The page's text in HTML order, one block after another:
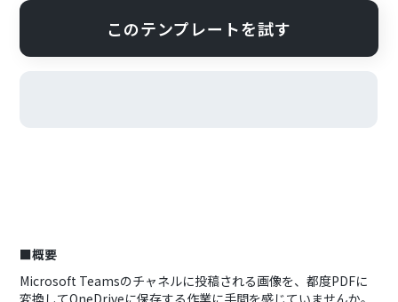
このテンプレートを試す
■概要
Microsoft Teamsのチャネルに投稿される画像を、都度PDFに
変換してOneDriveに保存する作業に手間を感じていませんか。